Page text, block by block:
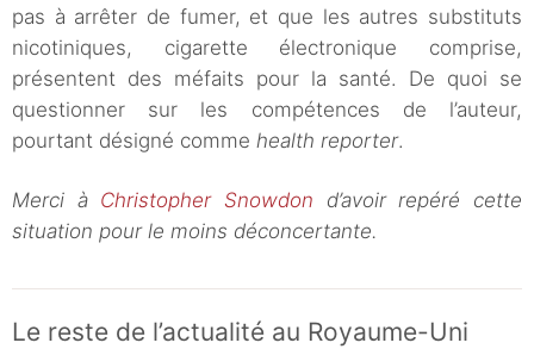
pas à arrêter de fumer, et que les autres substituts
nicotiniques, cigarette électronique comprise,
présentent des méfaits pour la santé. De quoi se
questionner sur les compétences de l’auteur,
pourtant désigné comme health reporter.
Merci à Christopher Snowdon d’avoir repéré cette
situation pour le moins déconcertante.
Le reste de l’actualité au Royaume-Uni